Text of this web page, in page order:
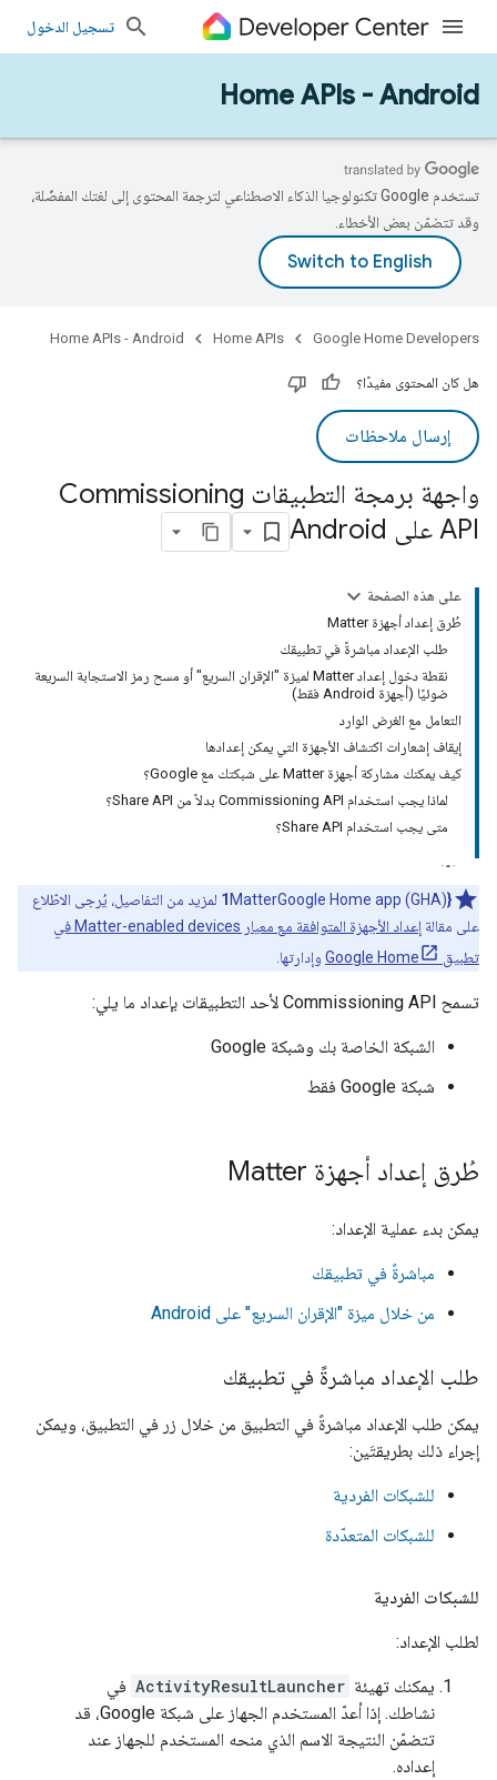
تسجيل الدخول
Home APIs - Android
تستخدم Google تكنولوجيا الذكاء الاصطناعي لترجمة المحتوى إلى لغتك المفضّلة،
وقد تتضمّن بعض الأخطاء.
Google Home Developers
Home APIs
Home APIs - Android
هل كان المحتوى مفيدًا؟
إرسال ملاحظات
واجهة برمجة التطبيقات Commissioning
API على Android
على هذه الصفحة
طُرق إعداد أجهزة Matter
طلب الإعداد مباشرةً في تطبيقك
نقطة دخول إعداد Matter لميزة "الإقران السريع" أو مسح رمز الاستجابة السريعة
ضوئيًا (أجهزة Android فقط)
التعامل مع الغرض الوارد
إيقاف إشعارات اكتشاف الأجهزة التي يمكن إعدادها
كيف يمكنك مشاركة أجهزة Matter على شبكتك مع Google؟
لماذا يجب استخدام Commissioning API بدلاً من Share API؟
متى يجب استخدام Share API؟
{1
MatterGoogle Home app (GHA)
لمزيد من التفاصيل، يُرجى الاطّلاع
على مقالة إعداد الأجهزة المتوافقة مع معيار Matter -enabled devices في
تطبيق Google Home
وإدارتها.
تسمح Commissioning API لأحد التطبيقات بإعداد ما يلي:
الشبكة الخاصة بك وشبكة Google
شبكة Google فقط
طُرق إعداد أجهزة Matter
يمكن بدء عملية الإعداد:
مباشرةً في تطبيقك
من خلال ميزة "الإقران السريع" على Android
طلب الإعداد مباشرةً في تطبيقك
يمكن طلب الإعداد مباشرةً في التطبيق من خلال زر في التطبيق، ويمكن
إجراء ذلك بطريقتَين:
للشبكات الفردية
للشبكات المتعدّدة
للشبكات الفردية
لطلب الإعداد:
يمكنك تهيئة ActivityResultLauncher في
نشاطك. إذا أعدّ المستخدم الجهاز على شبكة Google، قد
تتضمّن النتيجة الاسم الذي منحه المستخدم للجهاز عند
إعداده.